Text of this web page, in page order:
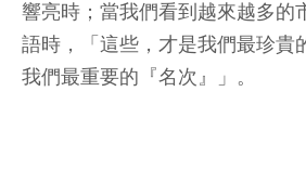
響亮時；當我們看到越來越多的
語時，「這些，才是我們最珍貴
我們最重要的『名次』」。